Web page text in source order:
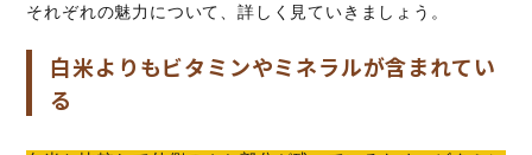
それぞれの魅力について、詳しく見ていきましょう。
白米よりもビタミンやミネラルが含まれてい
る